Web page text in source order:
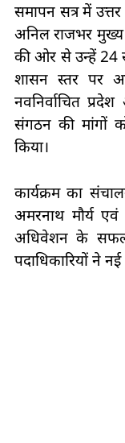
समापन सत्र में
अनिल राजभर
की ओर से उन्हें 24
शासन स्तर पर
नवनिर्वाचित
संगठन की मांगों
किया।
कार्यक्रम का
अमरनाथ मौर्य एवं
अधिवेशन के
पदाधिकारियों ने